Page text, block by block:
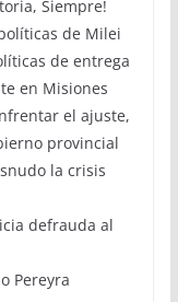
Siempre!
de Milei
de entrega
en Misiones
el ajuste,
provincial
la crisis
defrauda al
Pereyra